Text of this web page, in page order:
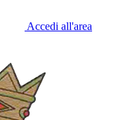
Accedi all'area